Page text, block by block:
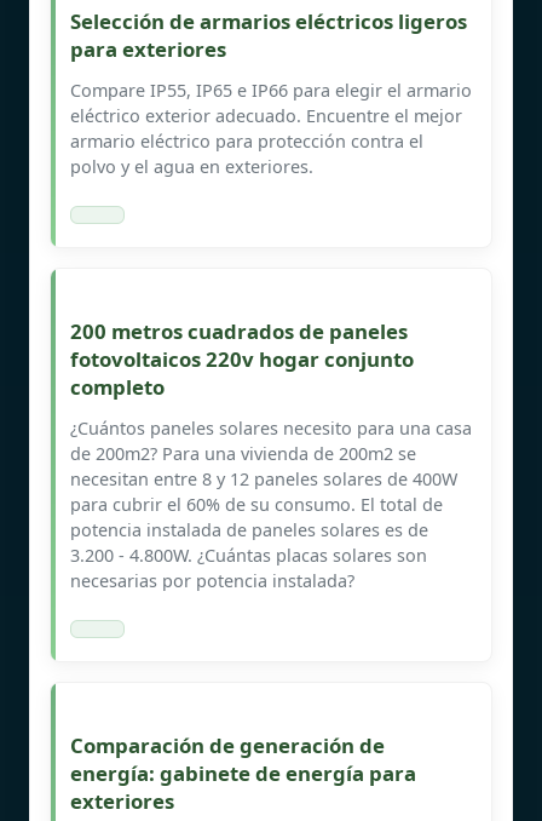
Selección de armarios eléctricos ligeros
para exteriores
Compare IP55, IP65 e IP66 para elegir el armario
eléctrico exterior adecuado. Encuentre el mejor
armario eléctrico para protección contra el
polvo y el agua en exteriores.
200 metros cuadrados de paneles
fotovoltaicos 220v hogar conjunto
completo
¿Cuántos paneles solares necesito para una casa
de 200m2? Para una vivienda de 200m2 se
necesitan entre 8 y 12 paneles solares de 400W
para cubrir el 60% de su consumo. El total de
potencia instalada de paneles solares es de
3.200 - 4.800W. ¿Cuántas placas solares son
necesarias por potencia instalada?
Comparación de generación de
energía: gabinete de energía para
exteriores